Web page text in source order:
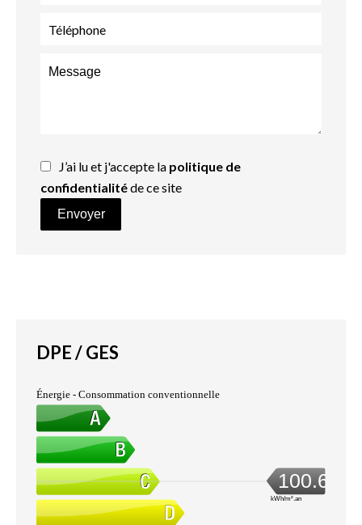
J’ai lu et j'accepte la politique de
confidentialitéde ce site
Envoyer
DPE / GES
Énergie - Consommation conventionnelle
100.6
kWh/m².an